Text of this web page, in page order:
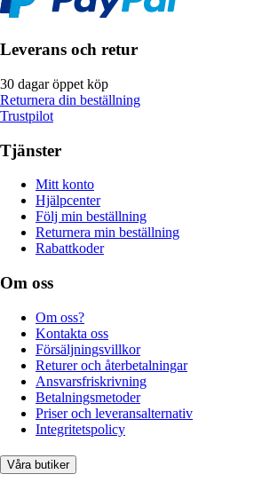
Leverans och retur
30 dagar öppet köp
Returnera din beställning
Trustpilot
Tjänster
Mitt konto
Hjälpcenter
Följ min beställning
Returnera min beställning
Rabattkoder
Om oss
Om oss?
Kontakta oss
Försäljningsvillkor
Returer och återbetalningar
Ansvarsfriskrivning
Betalningsmetoder
Priser och leveransalternativ
Integritetspolicy
Våra butiker